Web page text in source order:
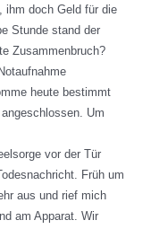
ihm doch Geld für die
Stunde stand der
Zusammenbruch?
heute bestimmt
Um
vor der Tür
Früh um
aus und rief mich
am Apparat. Wir